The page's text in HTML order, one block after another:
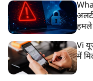
हमले
Vi
में